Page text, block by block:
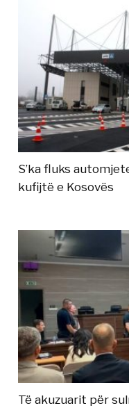
S’ka fluks
kufijtë e Kosovës
Të akuzuarit për